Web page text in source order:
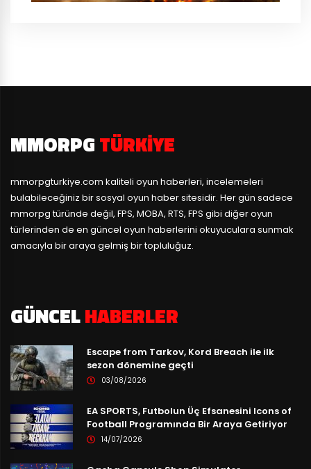
MMORPGTÜRKIYE
mmorpgturkiye.com kaliteli oyun haberleri, incelemeleri
bulabileceğiniz bir sosyal oyun haber sitesidir. Her gün sadece
mmorpg türünde değil, FPS, MOBA, RTS, FPS gibi diğer oyun
türlerinden de en güncel oyun haberlerini okuyuculara sunmak
amacıyla bir araya gelmiş bir topluluğuz.
GÜNCELHABERLER
Escape from Tarkov, Kord Breach ile ilk
sezon dönemine geçti
03/08/2026
EA SPORTS, Futbolun Üç Efsanesini Icons of
Football Programında Bir Araya Getiriyor
14/07/2026